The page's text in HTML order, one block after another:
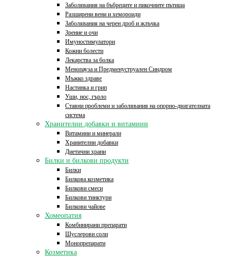
Заболявания на бъбреците и пикочните пътища
Разширени вени и хемороиди
Заболявания на черен дроб и жлъчка
Зрение и очи
Имуностимулатори
Кожни болести
Лекарства за болка
Менопауза и Предменуструален Синдром
Мъжко здраве
Настинка и грип
Уши, нос, гърло
Ставни проблеми и заболявания на опорно-двигателната
система
Хранителни добавки и витамини
Витамини и минерали
Хранителни добавки
Диетични храни
Билки и билкови продукти
Билки
Билкова козметика
Билкови смеси
Билкови тинктури
Билкови чайове
Хомеопатия
Комбинирани препарати
Шуслерови соли
Монопрепарати
Козметика